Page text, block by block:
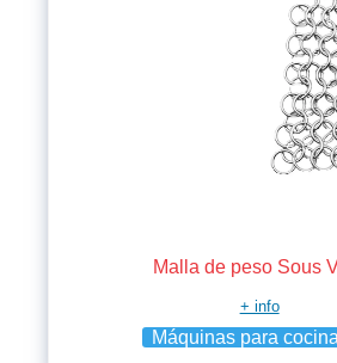
Malla de peso Sous
+ info
Máquinas para